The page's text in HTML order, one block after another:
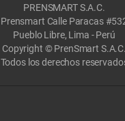
PRENSMART S.A.C.
Prensmart Calle Paracas
Pueblo Libre, Lima - Perú
Copyright © PrenSmart S.A.C.
Todos los derechos